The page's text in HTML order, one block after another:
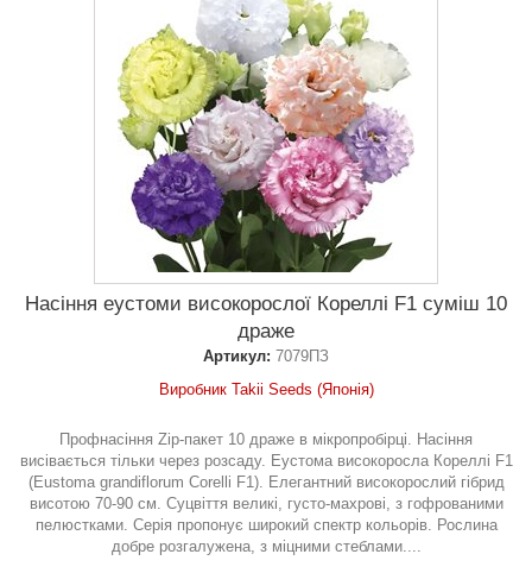
Насіння еустоми високорослої Кореллі F1 суміш 10
драже
Артикул: 7079ПЗ
Виробник Takii Seeds (Японія)
Профнасіння Zip-пакет 10 драже в мікропробірці. Насіння
висівається тільки через розсаду. Еустома високоросла Кореллі F1
(Eustoma grandiflorum Corelli F1). Елегантний високорослий гібрид
висотою 70-90 см. Суцвіття великі, густо-махрові, з гофрованими
пелюстками. Серія пропонує широкий спектр кольорів. Рослина
добре розгалужена, з міцними стеблами....